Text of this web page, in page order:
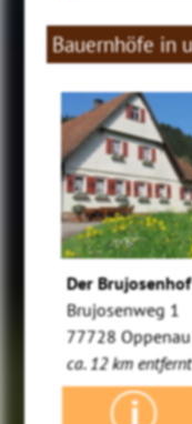
Bauernhöfe in
Der Brujosenhof
Brujosenweg 1
77728
ca. 12 km entfernt